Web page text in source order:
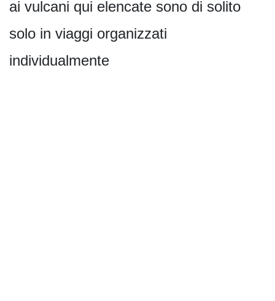
ai vulcani qui elencate sono di solito
solo in viaggi organizzati
individualmente